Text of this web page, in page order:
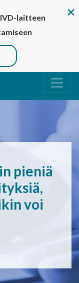
pieniä
voi
laitteen